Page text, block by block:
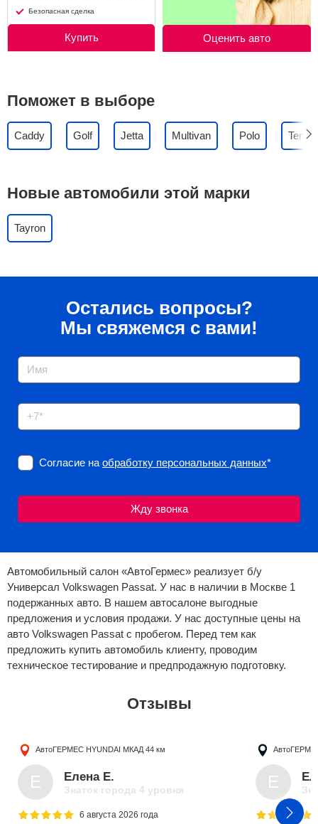
Безопасная сделка
Купить Оценить авто
Поможет в выборе
Caddy Golf Jetta Multivan Polo
Новые автомобили этой марки
Tayron
Остались вопросы?
Мы свяжемся с вами!
Согласие наобработку персональных данных*
Автомобильный салон «АвтоГермес» реализует б/у
Универсал Volkswagen Passat. У нас в наличии в Москве 1
подержанных авто. В нашем автосалоне выгодные
предложения и условия продажи. У нас доступные цены на
авто Volkswagen Passat с пробегом. Перед тем как
предложить купить автомобиль клиенту, проводим
техническое тестирование и предпродажную подготовку.
Отзывы
АвтоГЕРМЕС HYUNDAI МКАД 44 км
Е Елена Е.
Знаток города 4 уровня
6 августа 2026 года
Е